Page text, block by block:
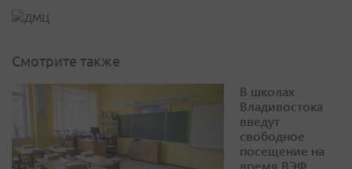
Смотрите также
В школах
Владивостока
введут
свободное
посещение на